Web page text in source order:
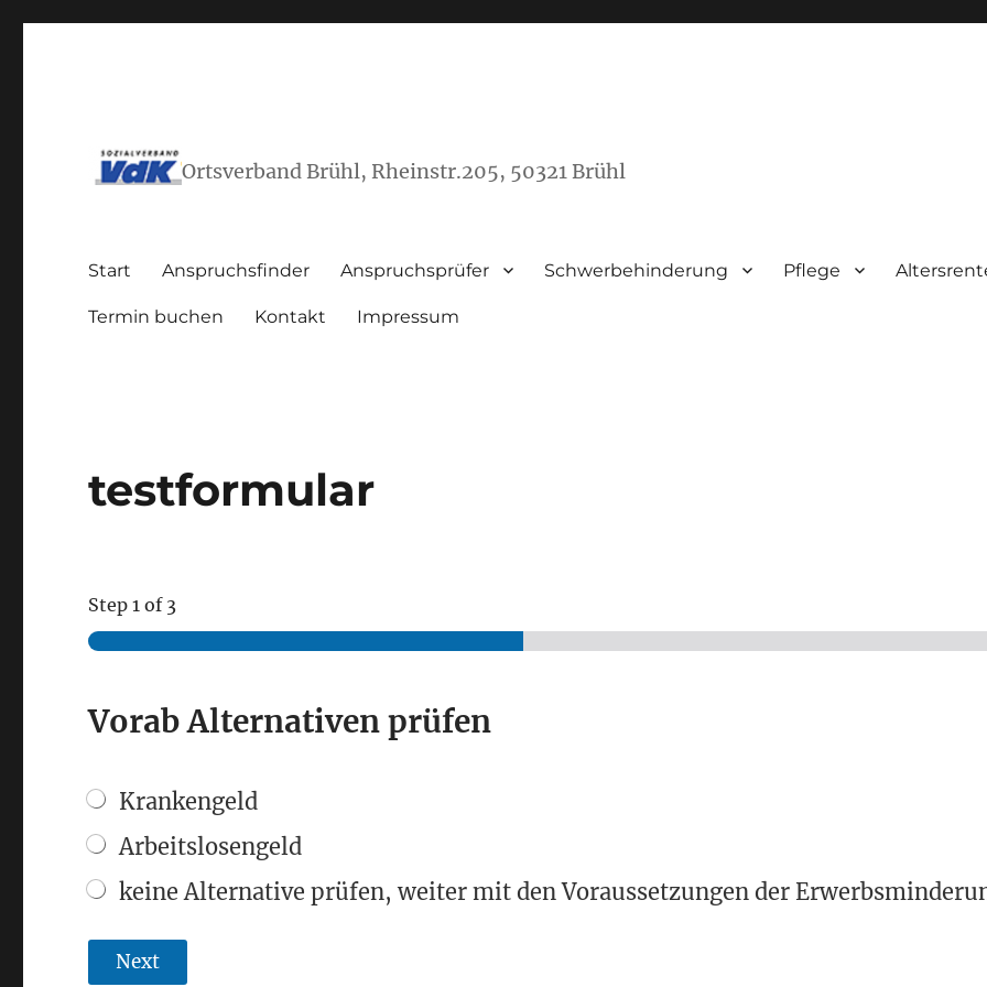
Ortsverband Brühl, Rheinstr.205, 50321 Brühl
Start Anspruchsfinder Anspruchsprüfer Schwerbehinderung Pflege
Termin buchen Kontakt Impressum
testformular
Step1 of 3
e
l
l
e
s
Vorab Alternativen prüfen
Krankengeld
Arbeitslosengeld
keine Alternative prüfen, weiter mit den Voraussetzungen der
Next